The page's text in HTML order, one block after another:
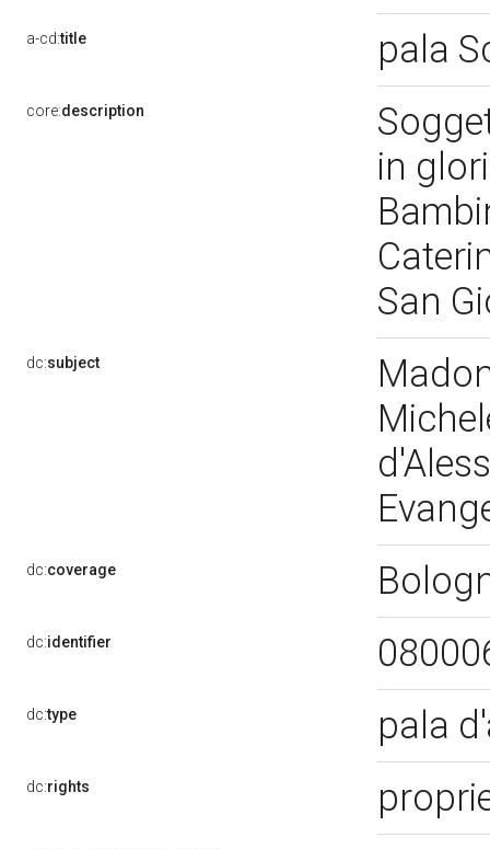
a-cd:title pala
core:description
in
San
dc:subject
dc:coverage
dc:identifier
dc:type pala
dc:rights